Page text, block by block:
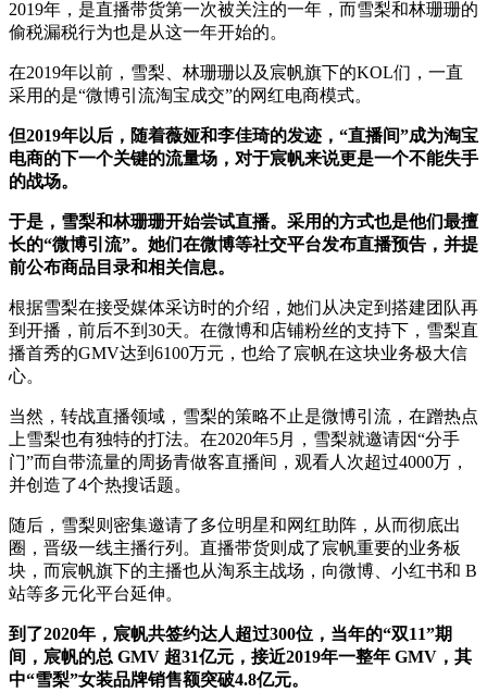
2019年，是直播带货第一次被关注的一年，而雪梨和林珊珊的
偷税漏税行为也是从这一年开始的。
在2019年以前，雪梨、林珊珊以及宸帆旗下的KOL们，一直
采用的是“微博引流淘宝成交”的网红电商模式。
但2019年以后，随着薇娅和李佳琦的发迹，“直播间”成为淘宝
电商的下一个关键的流量场，对于宸帆来说更是一个不能失手
的战场。
于是，雪梨和林珊珊开始尝试直播。采用的方式也是他们最擅
长的“微博引流”。她们在微博等社交平台发布直播预告，并提
前公布商品目录和相关信息。
根据雪梨在接受媒体采访时的介绍，她们从决定到搭建团队再
到开播，前后不到30天。在微博和店铺粉丝的支持下，雪梨直
播首秀的GMV达到6100万元，也给了宸帆在这块业务极大信
心。
当然，转战直播领域，雪梨的策略不止是微博引流，在蹭热点
上雪梨也有独特的打法。在2020年5月，雪梨就邀请因“分手
门”而自带流量的周扬青做客直播间，观看人次超过4000万，
并创造了4个热搜话题。
随后，雪梨则密集邀请了多位明星和网红助阵，从而彻底出
圈，晋级一线主播行列。直播带货则成了宸帆重要的业务板
块，而宸帆旗下的主播也从淘系主战场，向微博、小红书和 B
站等多元化平台延伸。
到了2020年，宸帆共签约达人超过300位，当年的“双11”期
间，宸帆的总 GMV 超31亿元，接近2019年一整年 GMV，其
中“雪梨”女装品牌销售额突破4.8亿元。